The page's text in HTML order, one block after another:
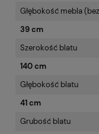
Głębokość mebla
39 cm
Szerokość blatu
140 cm
Głębokość blatu
41 cm
Grubość blatu